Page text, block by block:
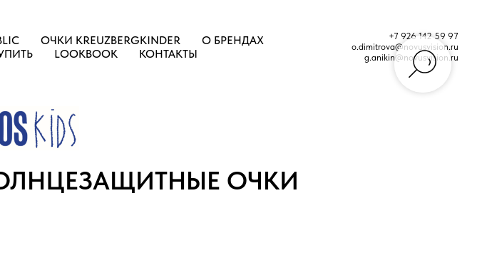
ОЧКИ KREUZBERGKINDER
О БРЕНДАХ
LOOKBOOK КОНТАКТЫ
+7 926 142 59 97
o.dimitrova@novusvision.ru
g.anikin@novusvision.ru
ОЧКИ